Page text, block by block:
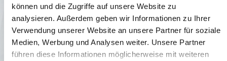
können und die Zugriffe auf unsere Website zu
analysieren. Außerdem geben wir Informationen zu Ihrer
Verwendung unserer Website an unsere Partner für soziale
Medien, Werbung und Analysen weiter. Unsere Partner
führen diese Informationen möglicherweise mit weiteren
09.05.2017
Züchter:
Patrick Müller, 36396 Steinau - Deutschland